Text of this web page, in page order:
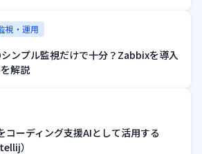
視・運用
ンプル監視だけで十分？Zabbixを導入
解説
コーディング支援AIとして活用する
）